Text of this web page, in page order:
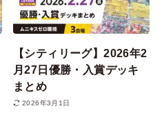
【シティリーグ】2026年2
月27日優勝・入賞デッキ
まとめ
2026年3月1日